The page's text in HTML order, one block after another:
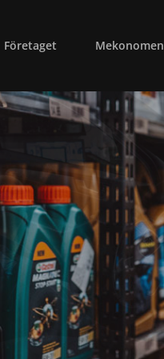
Företaget Mekonomen